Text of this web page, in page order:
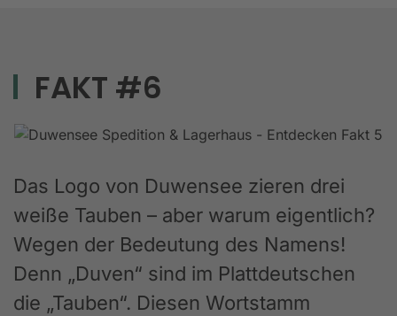
FAKT #6
Das Logo von Duwensee zieren drei
weiße Tauben – aber warum eigentlich?
Wegen der Bedeutung des Namens!
Denn „Duven“ sind im Plattdeutschen
die „Tauben“. Diesen Wortstamm